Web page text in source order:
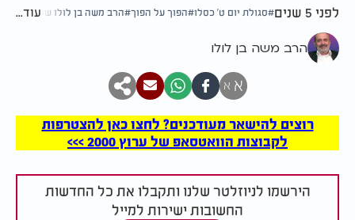
לפני 5 שנים סגולת יום ט' כסלו הפוך על הפוך הרב משה בן לולו שליט"א
עוד...
הרב משה בן לולו
א א
רוצים להישאר מעודכנים? לחצו כאן להצטרפות
לקבוצות הוואטסאפ של ערוץ 2000 >>>
הירשמו לניוזלטר שלנו ותקבלו את כל החדשות
החשובות ישירות למייל